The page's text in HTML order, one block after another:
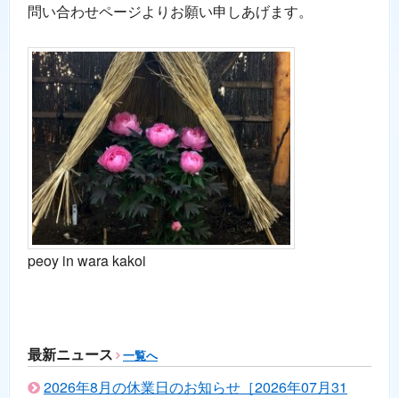
問い合わせページよりお願い申しあげます。
peoy in wara kakoi
最新ニュース 一覧へ
2026年8月の休業日のお知らせ［2026年07月31